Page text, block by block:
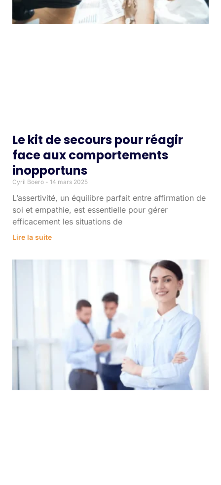
Le kit de secours pour réagir
face aux comportements
inopportuns
Cyril Boero 14 mars 2025
L’assertivité, un équilibre parfait entre affirmation de
soi et empathie, est essentielle pour gérer
efficacement les situations de
Lire la suite